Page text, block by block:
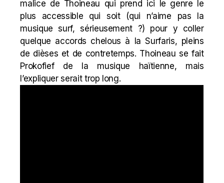
malice de Thoineau qui prend ici le genre le
plus accessible qui soit (qui n’aime pas la
musique surf, sérieusement ?) pour y coller
quelque accords chelous à la Surfaris, pleins
de dièses et de contretemps. Thoineau se fait
Prokofief de la musique haïtienne, mais
l’expliquer serait trop long.